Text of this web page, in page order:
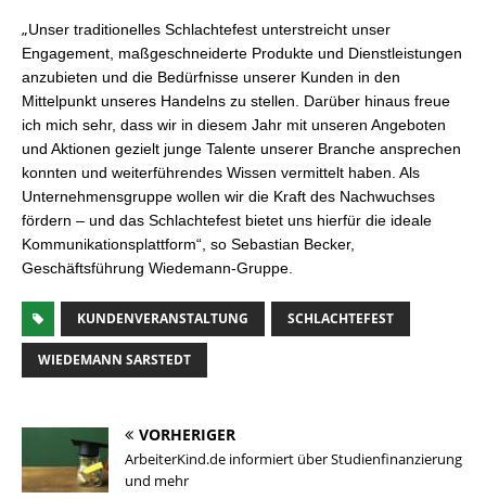
„Unser traditionelles Schlachtefest unterstreicht unser
Engagement, maßgeschneiderte Produkte und Dienstleistungen
anzubieten und die Bedürfnisse unserer Kunden in den
Mittelpunkt unseres Handelns zu stellen. Darüber hinaus freue
ich mich sehr, dass wir in diesem Jahr mit unseren Angeboten
und Aktionen gezielt junge Talente unserer Branche ansprechen
konnten und weiterführendes Wissen vermittelt haben. Als
Unternehmensgruppe wollen wir die Kraft des Nachwuchses
fördern – und das Schlachtefest bietet uns hierfür die ideale
Kommunikationsplattform“, so Sebastian Becker,
Geschäftsführung Wiedemann-Gruppe.
KUNDENVERANSTALTUNG SCHLACHTEFEST
WIEDEMANN SARSTEDT
VORHERIGER
ArbeiterKind.de informiert über Studienfinanzierung
und mehr